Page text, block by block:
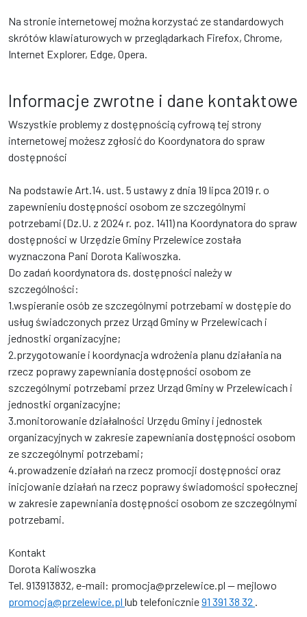
Na stronie internetowej można korzystać ze standardowych
skrótów klawiaturowych w przeglądarkach Firefox, Chrome,
Internet Explorer, Edge, Opera.
Informacje zwrotne i dane kontaktowe
Wszystkie problemy z dostępnością cyfrową tej strony
internetowej możesz zgłosić do Koordynatora do spraw
dostępności
Na podstawie Art.14. ust. 5 ustawy z dnia 19 lipca 2019 r. o
zapewnieniu dostępności osobom ze szczególnymi
potrzebami (Dz.U. z 2024 r. poz. 1411) na Koordynatora do spraw
dostępności w Urzędzie Gminy Przelewice została
wyznaczona Pani Dorota Kaliwoszka.
Do zadań koordynatora ds. dostępności należy w
szczególności:
1.wspieranie osób ze szczególnymi potrzebami w dostępie do
usług świadczonych przez Urząd Gminy w Przelewicach i
jednostki organizacyjne;
2.przygotowanie i koordynacja wdrożenia planu działania na
rzecz poprawy zapewniania dostępności osobom ze
szczególnymi potrzebami przez Urząd Gminy w Przelewicach i
jednostki organizacyjne;
3.monitorowanie działalności Urzędu Gminy i jednostek
organizacyjnych w zakresie zapewniania dostępności osobom
ze szczególnymi potrzebami;
4.prowadzenie działań na rzecz promocji dostępności oraz
inicjowanie działań na rzecz poprawy świadomości społecznej
w zakresie zapewniania dostępności osobom ze szczególnymi
potrzebami.
Kontakt
Dorota Kaliwoszka
Tel. 913913832, e-mail: promocja@przelewice.pl — mejlowo
promocja@przelewice.pl lub telefonicznie91 391 38 32 .